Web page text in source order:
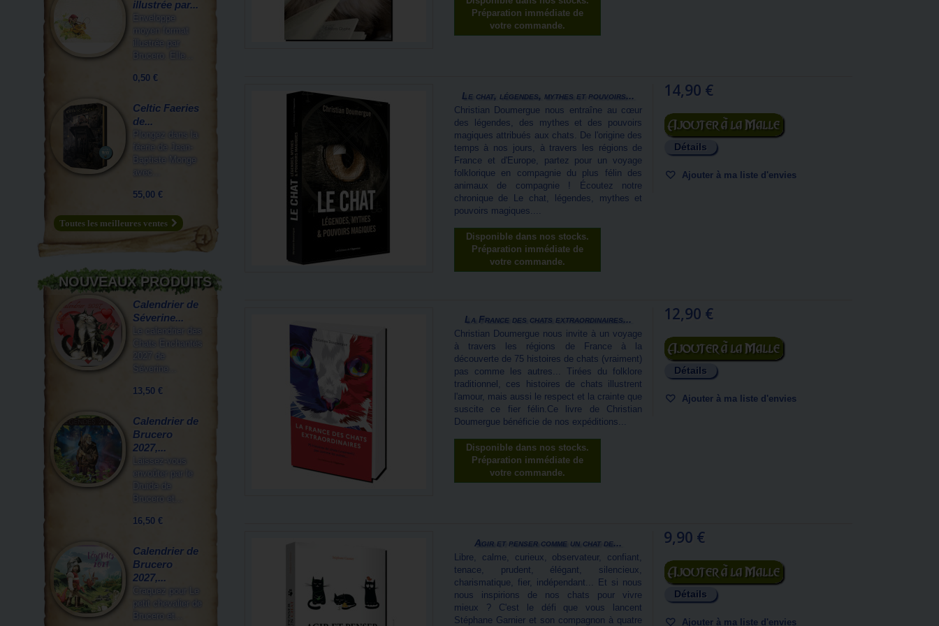
Préparation immédiate de
votre commande.
Le chat, légendes, mythes et pouvoirs...
Christian Doumergue nous entraîne au cœur
des légendes, des mythes et des pouvoirs
magiques attribués aux chats. De l'origine des
temps à nos jours, à travers les régions de
France et d'Europe, partez pour un voyage
folklorique en compagnie du plus félin des
animaux de compagnie ! Écoutez notre
chronique de Le chat, légendes, mythes et
pouvoirs magiques....
Disponible dans nos stocks.
Préparation immédiate de
votre commande.
14,90 €
Ajouter au panier
Détails
Ajouter à ma liste d'envies
La France des chats extraordinaires...
Christian Doumergue nous invite à un voyage
à travers les régions de France à la
découverte de 75 histoires de chats (vraiment)
pas comme les autres... Tirées du folklore
traditionnel, ces histoires de chats illustrent
l'amour, mais aussi le respect et la crainte que
suscite ce fier félin.Ce livre de Christian
Doumergue bénéficie de nos expéditions...
Disponible dans nos stocks.
Préparation immédiate de
votre commande.
12,90 €
Ajouter au panier
Détails
Ajouter à ma liste d'envies
Agir et penser comme un chat de...
Libre, calme, curieux, observateur, confiant,
tenace, prudent, élégant, silencieux,
charismatique, fier, indépendant... Et si nous
nous inspirions de nos chats pour vivre
mieux ? C'est le défi que vous lancent
Stéphane Garnier et son compagnon à quatre
9,90 €
Ajouter au panier
Détails
Ajouter à ma liste d'envies
illustrée par...
Enveloppe
moyen format
illustrée par
Brucero. Elle...
0,50 €
Celtic Faeries
de...
Plongez dans la
féerie de Jean-
Baptiste Monge
avec...
55,00 €
Toutes les meilleures ventes
NOUVEAUX PRODUITS
Calendrier de
Séverine...
Le calendrier des
Chats Enchantés
2027 de
Séverine...
13,50 €
Calendrier de
Brucero
2027,...
Laissez-vous
envoûter par le
Druide de
Brucero et...
16,50 €
Calendrier de
Brucero
2027,...
Craquez pour Le
petit chevalier de
Brucero et...